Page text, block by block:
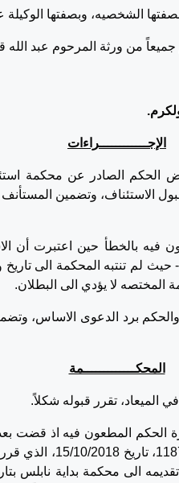
الشخصيه، وبصفتها
ورثة المرحوم عبد الله
الإجــــــــــــراءات
350/2014، القاضي بعدم قبول الاستئناف،
فيه بالخطأ حين اعتبرت أن
لم تنتبه المحكمة الى
المختصه لا يؤدي الى البطلان.
برد الدعوى الاساس،
المحكـــــــــــــمة
تقرر قبوله شكلاً.
المطعون فيه اذ قضت
اتباع ما جاء في حكم